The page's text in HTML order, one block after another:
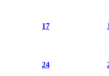
17
24